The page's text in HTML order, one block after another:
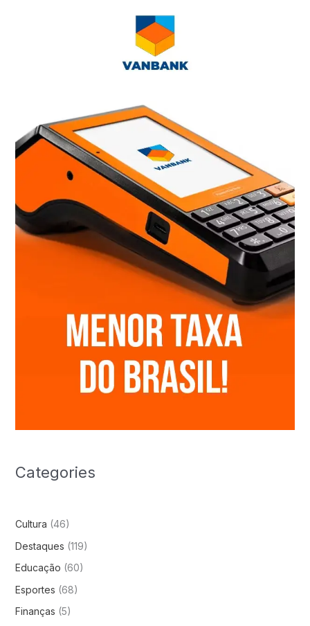
Categories
Cultura (46)
Destaques (119)
Educação (60)
Esportes (68)
Finanças (5)